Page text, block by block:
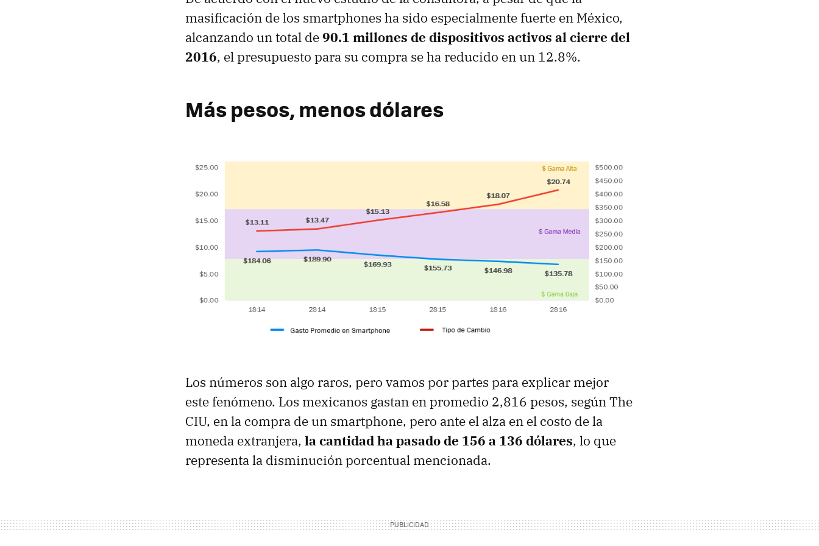
masificación de los smartphones ha sido especialmente fuerte en México,
alcanzando un total de90.1 millones de dispositivos activos al cierre del
2016, el presupuesto para su compra se ha reducido en un 12.8%.
Más pesos, menos dólares
Los números son algo raros, pero vamos por partes para explicar mejor
este fenómeno. Los mexicanos gastan en promedio 2,816 pesos, según The
CIU, en la compra de un smartphone, pero ante el alza en el costo de la
moneda extranjera, la cantidad ha pasado de 156 a 136 dólares, lo que
representa la disminución porcentual mencionada.